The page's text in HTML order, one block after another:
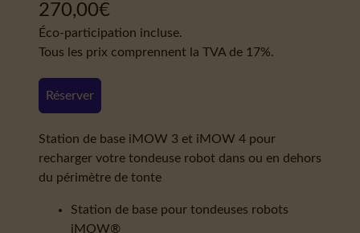
270,00€
Éco-participation incluse.
Tous les prix comprennent la TVA de 17%.
Réserver
Station de base iMOW 3 et iMOW 4 pour
recharger votre tondeuse robot dans ou en dehors
du périmètre de tonte
Station de base pour tondeuses robots
iMOW®